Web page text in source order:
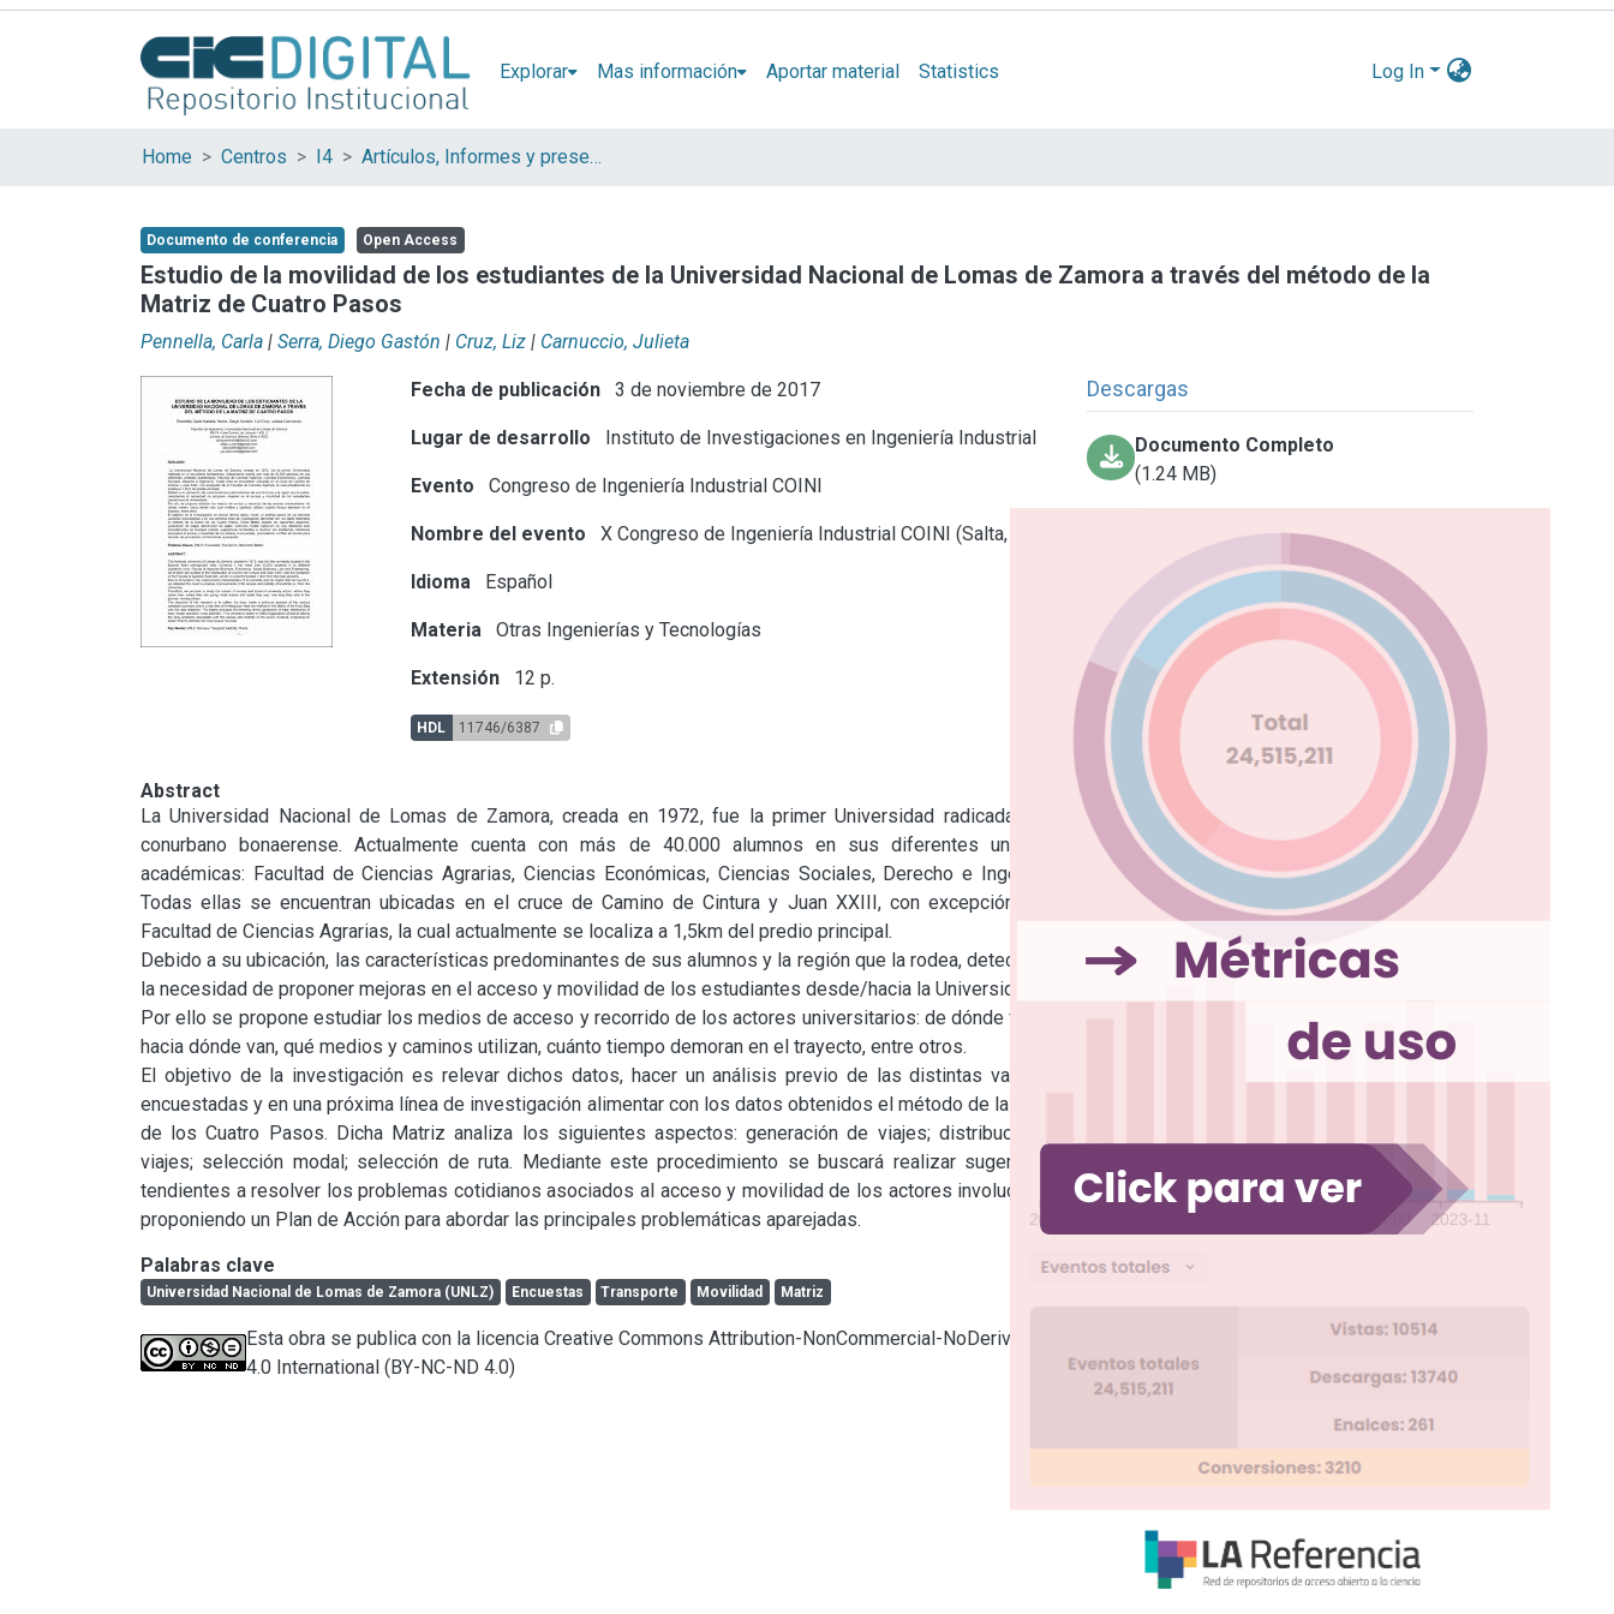
Explorar Mas información Aportar material Statistics Log In
Home Centros I4 Artículos, Informes y presentaciones en Congresos
Documento de conferencia Open Access
Estudio de la movilidad de los estudiantes de la Universidad Nacional de Lomas de Zamora a través del método de la
Matriz de Cuatro Pasos
Pennella, Carla | Serra, Diego Gastón | Cruz, Liz | Carnuccio, Julieta
Fecha de publicación 3 de noviembre de 2017
Lugar de desarrollo Instituto de Investigaciones en Ingeniería Industrial
Evento Congreso de Ingeniería Industrial COINI
Nombre del evento X Congreso de Ingeniería Industrial COINI (Salta, 2017)
Idioma Español
Materia Otras Ingenierías y Tecnologías
Extensión 12 p.
HDL 11746/6387
Descargas
Documento Completo
(1.24 MB)
Abstract
La Universidad Nacional de Lomas de Zamora, creada en 1972, fue la primer Universidad radicada en el
conurbano bonaerense. Actualmente cuenta con más de 40.000 alumnos en sus diferentes unidades
académicas: Facultad de Ciencias Agrarias, Ciencias Económicas, Ciencias Sociales, Derecho e Ingeniería.
Todas ellas se encuentran ubicadas en el cruce de Camino de Cintura y Juan XXIII, con excepción de la
Facultad de Ciencias Agrarias, la cual actualmente se localiza a 1,5km del predio principal.
Debido a su ubicación, las características predominantes de sus alumnos y la región que la rodea, detectamos
la necesidad de proponer mejoras en el acceso y movilidad de los estudiantes desde/hacia la Universidad.
Por ello se propone estudiar los medios de acceso y recorrido de los actores universitarios: de dónde vienen,
hacia dónde van, qué medios y caminos utilizan, cuánto tiempo demoran en el trayecto, entre otros.
El objetivo de la investigación es relevar dichos datos, hacer un análisis previo de las distintas variables
encuestadas y en una próxima línea de investigación alimentar con los datos obtenidos el método de la Matriz
de los Cuatro Pasos. Dicha Matriz analiza los siguientes aspectos: generación de viajes; distribución de
viajes; selección modal; selección de ruta. Mediante este procedimiento se buscará realizar sugerencias
tendientes a resolver los problemas cotidianos asociados al acceso y movilidad de los actores involucrados,
proponiendo un Plan de Acción para abordar las principales problemáticas aparejadas.
Palabras clave
Universidad Nacional de Lomas de Zamora (UNLZ) Encuestas Transporte Movilidad Matriz
Esta obra se publica con la licencia Creative Commons Attribution-NonCommercial-NoDerivatives
4.0 International (BY-NC-ND 4.0)